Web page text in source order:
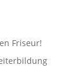
Friseur!